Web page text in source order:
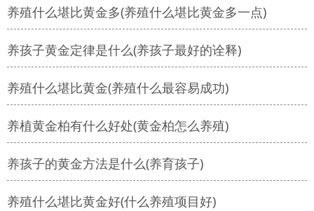
养殖什么堪比黄金多(养殖什么堪比黄金多一点)
养孩子黄金定律是什么(养孩子最好的诠释)
养殖什么堪比黄金(养殖什么最容易成功)
养植黄金柏有什么好处(黄金柏怎么养殖)
养孩子的黄金方法是什么(养育孩子)
养殖什么堪比黄金好(什么养殖项目好)